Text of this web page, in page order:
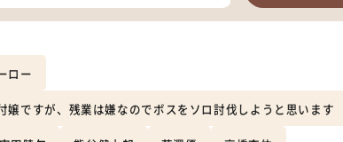
ロー
嬢ですが、残業は嫌なのでボスをソロ討伐しようと思います